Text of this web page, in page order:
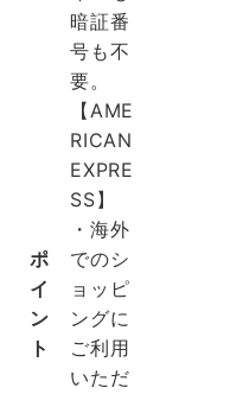
ポ
イ
ン
ト
暗証番
号も不
要。
【AME
RICAN
EXPRE
SS】
・海外
でのシ
ョッピ
ングに
ご利用
いただ